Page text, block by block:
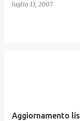
luglio 13, 2007
Aggiornamento